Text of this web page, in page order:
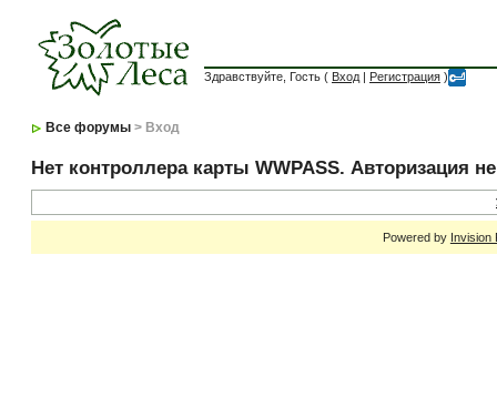
Здравствуйте, Гость ( Вход | Регистрация )
Все форумы > Вход
Нет контроллера карты WWPASS. Авторизация
Powered by Invision